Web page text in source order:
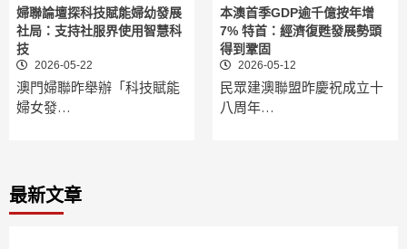
婦聯論壇探科技賦能婦幼發展
社局：支持社服界使用智慧科
技
2026-05-22
澳門婦聯昨舉辦「科技賦能
婦女發…
本澳首季GDP逾千億按年增
7% 特首：經濟復甦發展勢頭
得到鞏固
2026-05-12
民眾建澳聯盟昨慶祝成立十
八周年…
最新文章